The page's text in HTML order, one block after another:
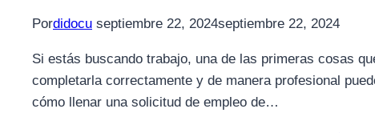
Pordidocu septiembre 22, 2024septiembre 22, 2024
Si estás buscando trabajo, una de las primeras cosas
completarla correctamente y de manera profesional
cómo llenar una solicitud de empleo de…